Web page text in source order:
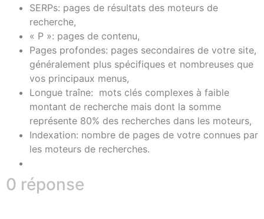
SERPs: pages de résultats des moteurs de
recherche,
« P »: pages de contenu,
Pages profondes: pages secondaires de votre site,
généralement plus spécifiques et nombreuses que
vos principaux menus,
Longue traîne: mots clés complexes à faible
montant de recherche mais dont la somme
représente 80% des recherches dans les moteurs,
Indexation: nombre de pages de votre connues par
les moteurs de recherches.
0 réponse